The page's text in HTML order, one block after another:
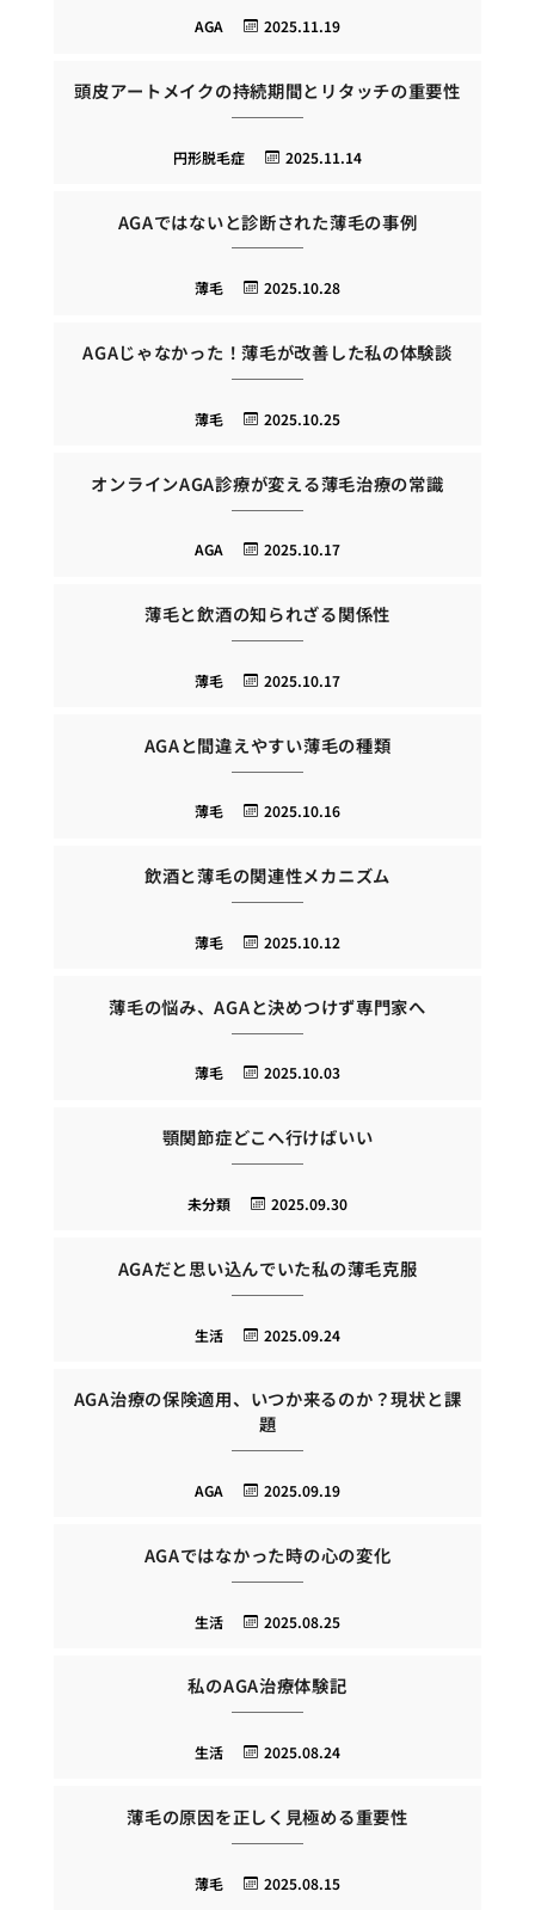
2025.11.19
AGA
頭皮アートメイクの持続期間とリタッチの重要性
2025.11.14
円形脱毛症
AGAではないと診断された薄毛の事例
2025.10.28
薄毛
AGAじゃなかった！薄毛が改善した私の体験談
2025.10.25
薄毛
オンラインAGA診療が変える薄毛治療の常識
2025.10.17
AGA
薄毛と飲酒の知られざる関係性
2025.10.17
薄毛
AGAと間違えやすい薄毛の種類
2025.10.16
薄毛
飲酒と薄毛の関連性メカニズム
2025.10.12
薄毛
薄毛の悩み、AGAと決めつけず専門家へ
2025.10.03
薄毛
顎関節症どこへ行けばいい
2025.09.30
未分類
AGAだと思い込んでいた私の薄毛克服
2025.09.24
生活
AGA治療の保険適用、いつか来るのか？現状と課
題
2025.09.19
AGA
AGAではなかった時の心の変化
2025.08.25
生活
私のAGA治療体験記
2025.08.24
生活
薄毛の原因を正しく見極める重要性
2025.08.15
薄毛